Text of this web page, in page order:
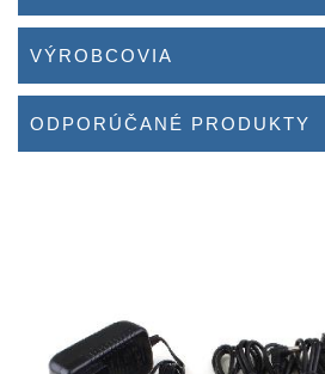
VÝROBCOVIA
ODPORÚČANÉ PRODUKTY